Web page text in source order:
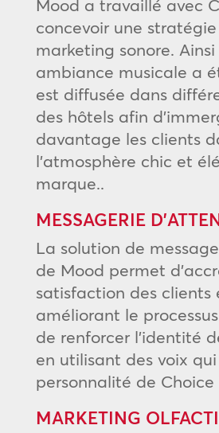
Mood a travaillé avec
concevoir une
marketing sonore. Ainsi
ambiance musicale a
est diffusée dans
des hôtels afin
davantage les clients
l’atmosphère chic et
marque..
MESSAGERIE
La solution de
de Mood permet
satisfaction des clients
améliorant le
de renforcer l’identité
en utilisant des voix
personnalité de Choice
MARKETING